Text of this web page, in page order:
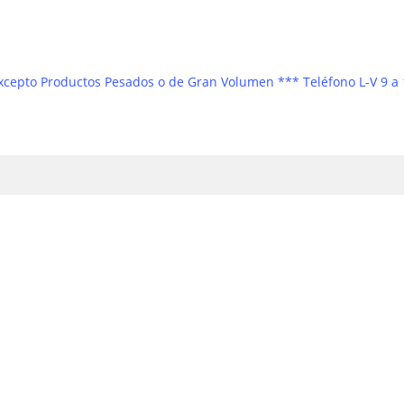
Productos Pesados o de Gran Volumen *** Teléfono L-V 9